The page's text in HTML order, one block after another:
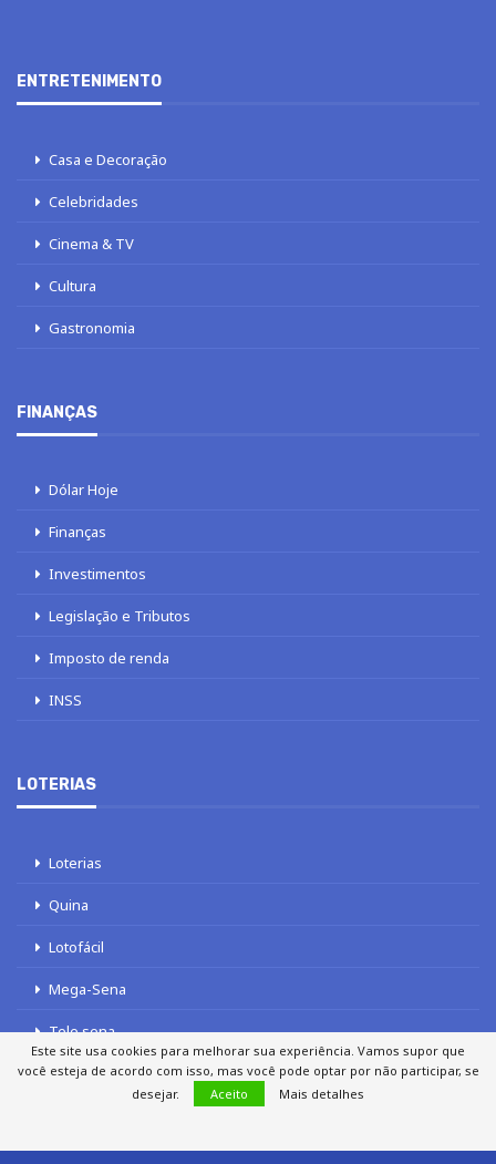
ENTRETENIMENTO
Casa e Decoração
Celebridades
Cinema & TV
Cultura
Gastronomia
FINANÇAS
Dólar Hoje
Finanças
Investimentos
Legislação e Tributos
Imposto de renda
INSS
LOTERIAS
Loterias
Quina
Lotofácil
Mega-Sena
Tele sena
Este site usa cookies para melhorar sua experiência. Vamos supor que
você esteja de acordo com isso, mas você pode optar por não participar, se
desejar.
Aceito Mais detalhes